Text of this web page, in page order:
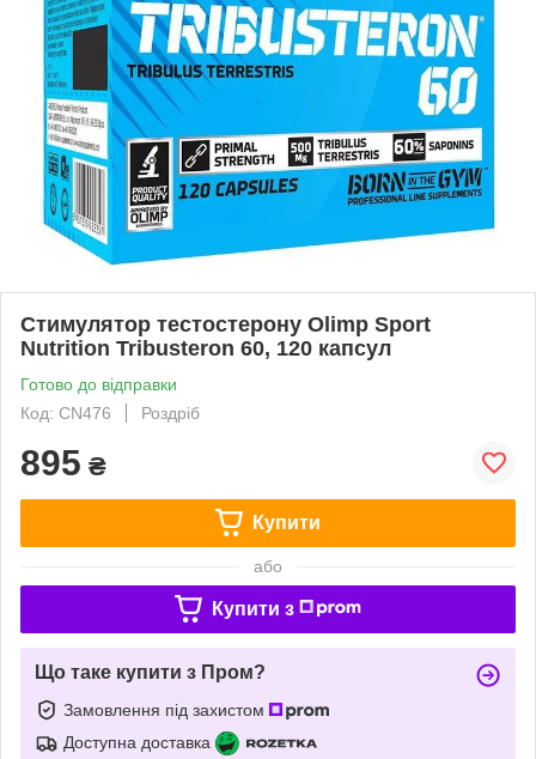
Стимулятор тестостерону Olimp Sport
Nutrition Tribusteron 60, 120 капсул
Готово до відправки
Код: CN476
Роздріб
895 ₴
Купити
або
Купити з
Що таке купити з Пром?
Замовлення під захистом
Доступна доставка